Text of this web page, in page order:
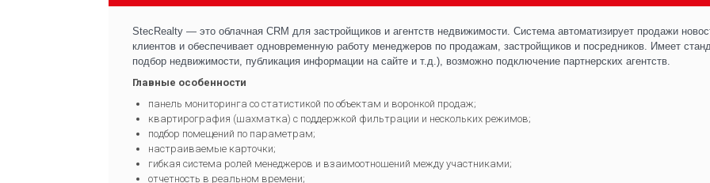
StecRealty — это облачная CRM для застройщиков и агентств недвижимости. Система автоматизирует продажи
клиентов и обеспечивает одновременную работу менеджеров по продажам, застройщиков и посредников. Имеет
подбор недвижимости, публикация информации на сайте и т.д.), возможно подключение партнерских агентств.
Главные особенности
панель мониторинга со статистикой по объектам и воронкой продаж;
квартирография (шахматка) с поддержкой фильтрации и нескольких режимов;
подбор помещений по параметрам;
настраиваемые карточки;
гибкая система ролей менеджеров и взаимоотношений между участниками;
отчетность в реальном времени;